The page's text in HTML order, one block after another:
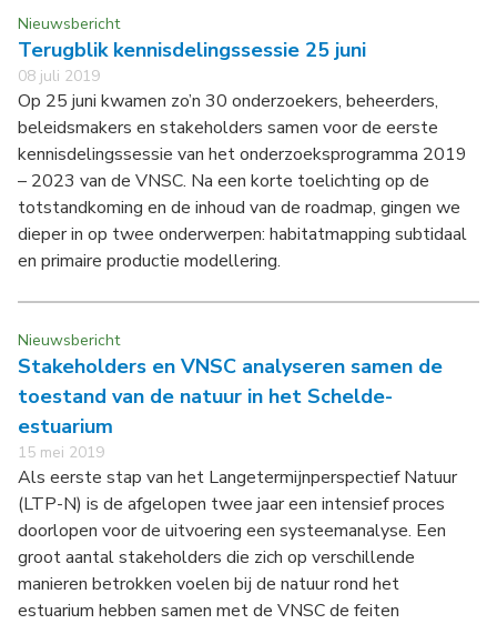
Nieuwsbericht
Terugblik kennisdelingssessie 25 juni
08 juli 2019
Op 25 juni kwamen zo’n 30 onderzoekers, beheerders,
beleidsmakers en stakeholders samen voor de eerste
kennisdelingssessie van het onderzoeksprogramma 2019
– 2023 van de VNSC. Na een korte toelichting op de
totstandkoming en de inhoud van de roadmap, gingen we
dieper in op twee onderwerpen: habitatmapping subtidaal
en primaire productie modellering.
Nieuwsbericht
Stakeholders en VNSC analyseren samen de
toestand van de natuur in het Schelde-
estuarium
15 mei 2019
Als eerste stap van het Langetermijnperspectief Natuur
(LTP-N) is de afgelopen twee jaar een intensief proces
doorlopen voor de uitvoering een systeemanalyse. Een
groot aantal stakeholders die zich op verschillende
manieren betrokken voelen bij de natuur rond het
estuarium hebben samen met de VNSC de feiten